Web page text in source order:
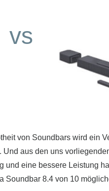
vs
von Soundbars wird ein
aus den uns
eine bessere Leistung
Soundbar 8.4 von 10